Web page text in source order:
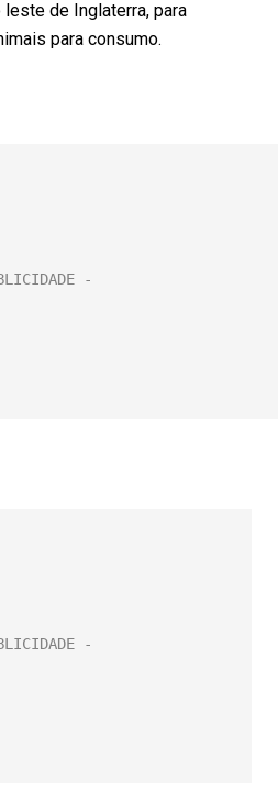
de Inglaterra, para
para consumo.